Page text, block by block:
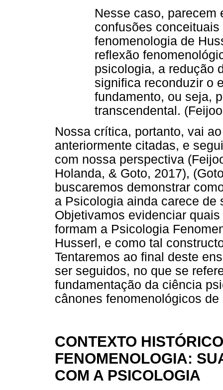
Nesse caso, parecem
confusões
fenomenologia de
reflexão
psicologia, a redução
significa reconduzir o
fundamento, ou seja,
transcendental.
Nossa crítica, portanto, vai
anteriormente citadas, e
com nossa perspectiva
Holanda, & Goto, 2017),
buscaremos demonstrar
a Psicologia ainda carece de
Objetivamos evidenciar
formam a Psicologia
Husserl, e como tal
Tentaremos ao final deste
ser seguidos, no que se
fundamentação da ciência
cânones fenomenológicos
CONTEXTO
FENOMENOLOGIA:
COM A PSICOLOGIA